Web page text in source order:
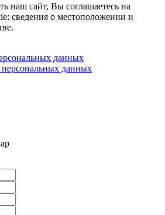
наш сайт, Вы соглашаетесь на
сведения о местоположении и
данных
персональных данных